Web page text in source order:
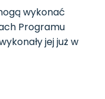
wykonać
Programu
jej już w